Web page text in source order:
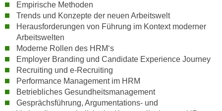
Empirische Methoden
Trends und Konzepte der neuen Arbeitswelt
Herausforderungen von Führung im Kontext moderner
Arbeitswelten
Moderne Rollen des HRM‘s
Employer Branding und Candidate Experience Journey
Recruiting und e-Recruiting
Performance Management im HRM
Betriebliches Gesundheitsmanagement
Gesprächsführung, Argumentations- und
u
z
l
a
s
s
e
n